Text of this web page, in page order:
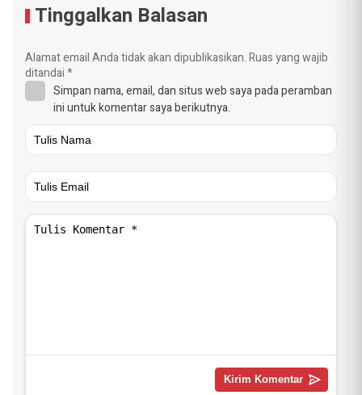
Tinggalkan Balasan
Alamat email Anda tidak akan dipublikasikan.Ruas yang wajib
ditandai*
Simpan nama, email, dan situs web saya pada peramban
ini untuk komentar saya berikutnya.